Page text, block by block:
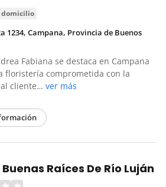
domicilio
1234, Campana, Provincia de Buenos
Fabiana se destaca en Campana
floristería comprometida con la
cliente… ver más
Raíces De Río Luján